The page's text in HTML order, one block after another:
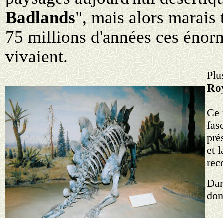
Badlands", mais alors
75 millions d'années ces
vivaient.
.
Ce
et